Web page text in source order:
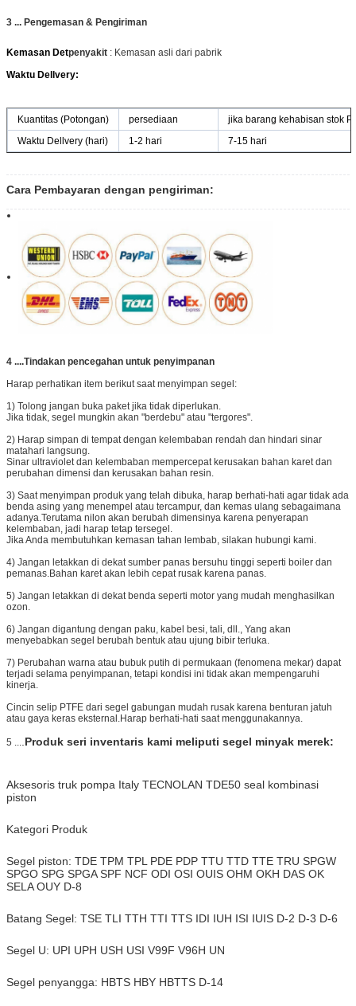
3 ... Pengemasan & Pengiriman
Kemasan Detpenyakit : Kemasan asli dari pabrik
Waktu Dellvery:
Kuantitas (Potongan) persediaan
jika barang kehabisan stok
Waktu Dellvery (hari)
1-2 hari 7-15 hari
Cara Pembayaran dengan pengiriman:
4 ....Tindakan pencegahan untuk penyimpanan
Harap perhatikan item berikut saat menyimpan segel:
1) Tolong jangan buka paket jika tidak diperlukan.
Jika tidak, segel mungkin akan "berdebu" atau "tergores".
2) Harap simpan di tempat dengan kelembaban rendah dan hindari sinar
matahari langsung.
Sinar ultraviolet dan kelembaban mempercepat kerusakan bahan karet dan
perubahan dimensi dan kerusakan bahan resin.
3) Saat menyimpan produk yang telah dibuka, harap berhati-hati agar tidak ada
benda asing yang menempel atau tercampur, dan kemas ulang sebagaimana
adanya.Terutama nilon akan berubah dimensinya karena penyerapan
kelembaban, jadi harap tetap tersegel.
Jika Anda membutuhkan kemasan tahan lembab, silakan hubungi kami.
4) Jangan letakkan di dekat sumber panas bersuhu tinggi seperti boiler dan
pemanas.Bahan karet akan lebih cepat rusak karena panas.
5) Jangan letakkan di dekat benda seperti motor yang mudah menghasilkan
ozon.
6) Jangan digantung dengan paku, kabel besi, tali, dll., Yang akan
menyebabkan segel berubah bentuk atau ujung bibir terluka.
7) Perubahan warna atau bubuk putih di permukaan (fenomena mekar) dapat
terjadi selama penyimpanan, tetapi kondisi ini tidak akan mempengaruhi
kinerja.
Cincin selip PTFE dari segel gabungan mudah rusak karena benturan jatuh
atau gaya keras eksternal.Harap berhati-hati saat menggunakannya.
5 ....Produk seri inventaris kami meliputi segel minyak merek:
Aksesoris truk pompa Italy TECNOLAN TDE50 seal kombinasi
piston
Kategori Produk
Segel piston: TDE TPM TPL PDE PDP TTU TTD TTE TRU SPGW
SPGO SPG SPGA SPF NCF ODI OSI OUIS OHM OKH DAS OK
SELA OUY D-8
Batang Segel: TSE TLI TTH TTI TTS IDI IUH ISI IUIS D-2 D-3 D-6
Segel U: UPI UPH USH USI V99F V96H UN
Segel penyangga: HBTS HBY HBTTS D-14